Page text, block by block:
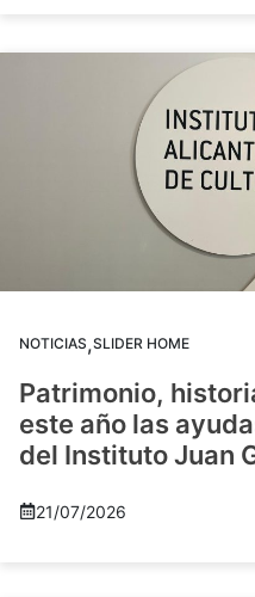
NOTICIAS,SLIDER HOME
Patrimonio,
este año las
del Instituto Juan
21/07/2026